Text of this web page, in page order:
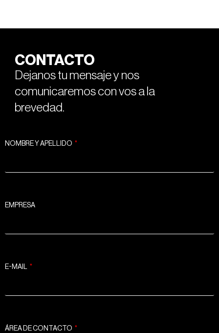
CONTACTO
Dejanos tu mensaje y nos
comunicaremos con vos a la
brevedad.
NOMBRE Y APELLIDO
EMPRESA
E-MAIL
ÁREA DE CONTACTO